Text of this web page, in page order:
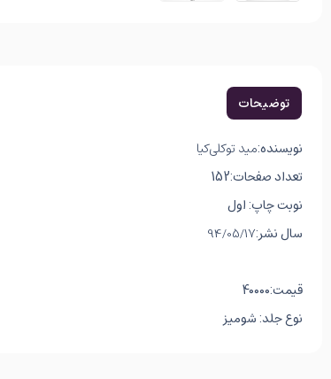
توضیحات
نویسنده:مید توکلی‌کیا
تعداد صفحات:152
نوبت چاپ: اول
سال نشر:94/05/17
قیمت:40000
نوع جلد:شومیز